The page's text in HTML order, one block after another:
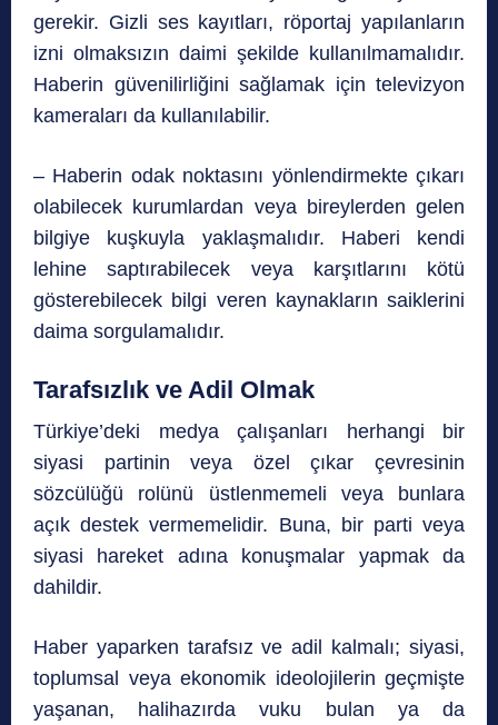
gerekir. Gizli ses kayıtları, röportaj yapılanların
izni olmaksızın daimi şekilde kullanılmamalıdır.
Haberin güvenilirliğini sağlamak için televizyon
kameraları da kullanılabilir.
– Haberin odak noktasını yönlendirmekte çıkarı
olabilecek kurumlardan veya bireylerden gelen
bilgiye kuşkuyla yaklaşmalıdır. Haberi kendi
lehine saptırabilecek veya karşıtlarını kötü
gösterebilecek bilgi veren kaynakların saiklerini
daima sorgulamalıdır.
Tarafsızlık ve Adil Olmak
Türkiye’deki medya çalışanları herhangi bir
siyasi partinin veya özel çıkar çevresinin
sözcülüğü rolünü üstlenmemeli veya bunlara
açık destek vermemelidir. Buna, bir parti veya
siyasi hareket adına konuşmalar yapmak da
dahildir.
Haber yaparken tarafsız ve adil kalmalı; siyasi,
toplumsal veya ekonomik ideolojilerin geçmişte
yaşanan, halihazırda vuku bulan ya da